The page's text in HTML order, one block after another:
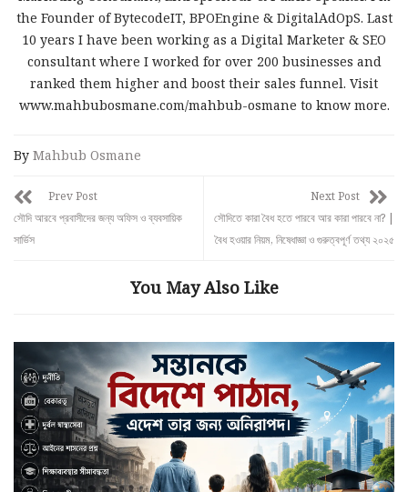
the Founder of BytecodeIT, BPOEngine & DigitalAdOpS. Last
10 years I have been working as a Digital Marketer & SEO
consultant where I worked for over 200 businesses and
ranked them higher and boost their sales funnel. Visit
www.mahbubosmane.com/mahbub-osmane to know more.
By Mahbub Osmane
Prev Post
সৌদি আরবে প্রবাসীদের জন্য অফিস ও ব্যবসায়িক
সার্ভিস
Next Post
সৌদিতে কারা বৈধ হতে পারবে আর কারা পারবে না? |
বৈধ হওয়ার নিয়ম, নিষেধাজ্ঞা ও গুরুত্বপূর্ণ তথ্য ২০২৫
You May Also Like